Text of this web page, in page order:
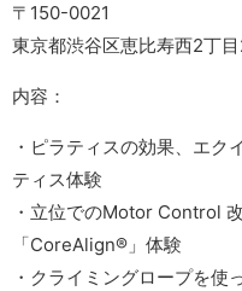
〒150-0021
東京都渋谷区恵比寿西2丁
内容：
・ピラティスの効果、エク
ティス体験
・立位でのMotor Control
「CoreAlign®」体験
・クライミングロープを使